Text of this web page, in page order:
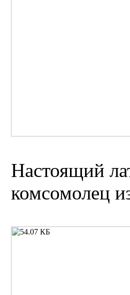
Настоящий
комсомолец